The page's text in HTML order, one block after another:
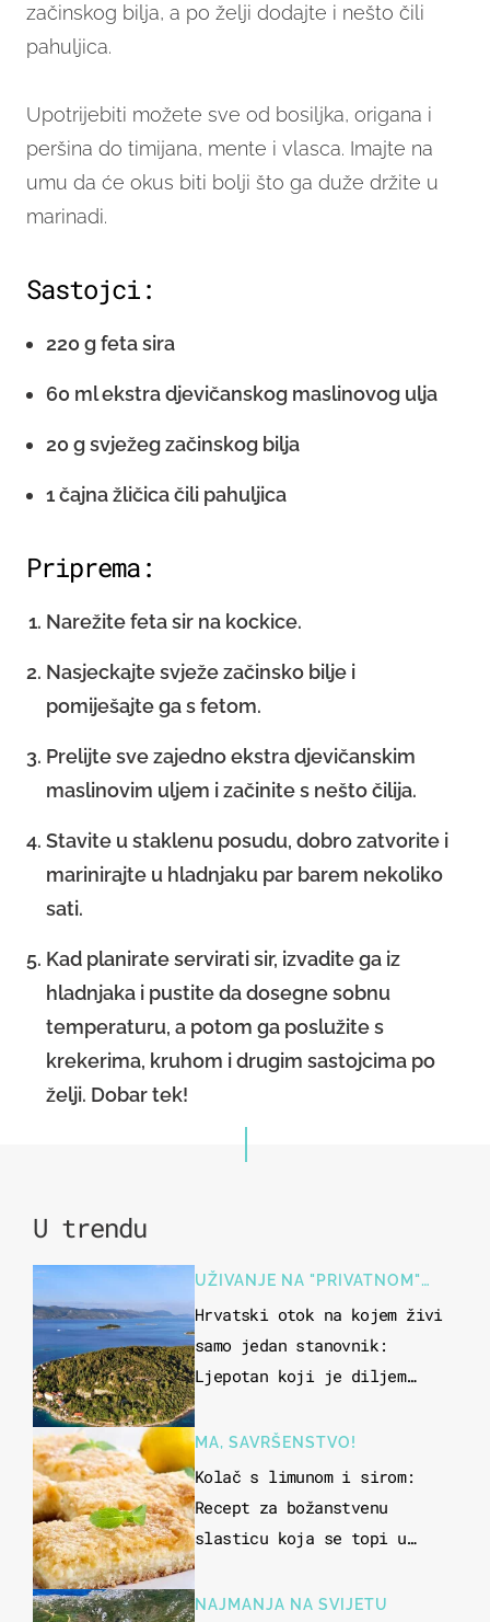
začinskog bilja, a po želji dodajte i nešto čili
pahuljica.
Upotrijebiti možete sve od bosiljka, origana i
peršina do timijana, mente i vlasca. Imajte na
umu da će okus biti bolji što ga duže držite u
marinadi.
Sastojci:
220 g feta sira
60 ml ekstra djevičanskog maslinovog ulja
20 g svježeg začinskog bilja
1 čajna žličica čili pahuljica
Priprema:
Narežite feta sir na kockice.
Nasjeckajte svježe začinsko bilje i
pomiješajte ga s fetom.
Prelijte sve zajedno ekstra djevičanskim
maslinovim uljem i začinite s nešto čilija.
Stavite u staklenu posudu, dobro zatvorite i
marinirajte u hladnjaku par barem nekoliko
sati.
Kad planirate servirati sir, izvadite ga iz
hladnjaka i pustite da dosegne sobnu
temperaturu, a potom ga poslužite s
krekerima, kruhom i drugim sastojcima po
želji. Dobar tek!
U trendu
UŽIVANJE NA "PRIVATNOM"
OTOKU
Hrvatski otok na kojem živi
samo jedan stanovnik:
Ljepotan koji je diljem
"bijelom zlatu"
MA, SAVRŠENSTVO!
Kolač s limunom i sirom:
Recept za božanstvenu
slasticu koja se topi u
NAJMANJA NA SVIJETU